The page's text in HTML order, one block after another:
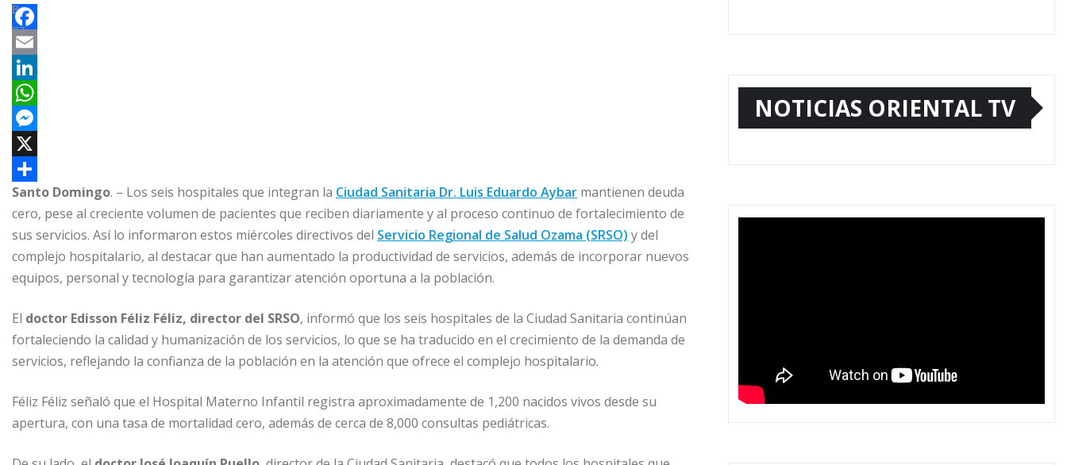
F
a
c
e
b
o
o
k
E
m
a
L
n
k
e
d
I
W
h
a
t
s
A
M
e
s
s
e
e
r
X
C
o
m
r
t
r
Santo Domingo. – Los seis hospitales que integran la Ciudad Sanitaria Dr. Luis Eduardo Aybar mantienen deuda
cero, pese al creciente volumen de pacientes que reciben diariamente y al proceso continuo de fortalecimiento de
sus servicios. Así lo informaron estos miércoles directivos del Servicio Regional de Salud Ozama (SRSO) y del
complejo hospitalario, al destacar que han aumentado la productividad de servicios, además de incorporar nuevos
equipos, personal y tecnología para garantizar atención oportuna a la población.
El doctor Edisson Féliz Féliz, director del SRSO, informó que los seis hospitales de la Ciudad Sanitaria continúan
fortaleciendo la calidad y humanización de los servicios, lo que se ha traducido en el crecimiento de la demanda de
servicios, reflejando la confianza de la población en la atención que ofrece el complejo hospitalario.
Féliz Féliz señaló que el Hospital Materno Infantil registra aproximadamente de 1,200 nacidos vivos desde su
apertura, con una tasa de mortalidad cero, además de cerca de 8,000 consultas pediátricas.
NOTICIAS ORIENTAL TV